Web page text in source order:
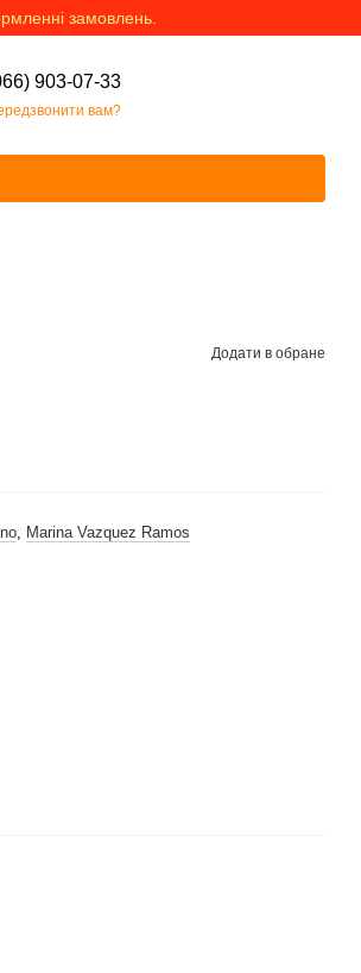
замовлень.
903-07-33
вам?
Додати в обране
, Marina Vazquez Ramos